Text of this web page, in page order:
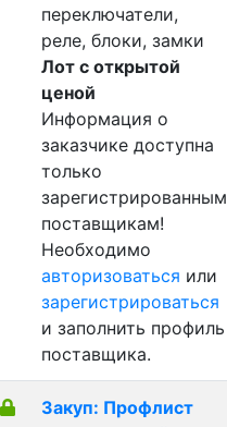
переключатели,
реле, блоки, замки
Лот с открытой
ценой
Информация о
заказчике доступна
только
зарегистрированным
поставщикам!
Необходимо
авторизоваться или
зарегистрироваться
и заполнить профиль
поставщика.
Закуп: Профлист